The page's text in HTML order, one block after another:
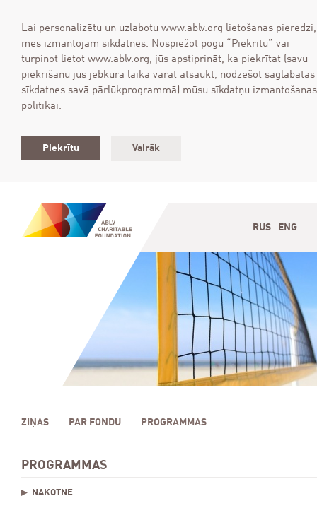
Lai personalizētu un uzlabotu www.ablv.org lietošanas pieredzi,
mēs izmantojam sīkdatnes. Nospiežot pogu “Piekrītu” vai
turpinot lietot www.ablv.org, jūs apstiprināt, ka piekrītat (savu
piekrišanu jūs jebkurā laikā varat atsaukt, nodzēšot saglabātās
sīkdatnes savā pārlūkprogrammā) mūsu sīkdatņu izmantošanas
politikai.
Piekrītu Vairāk
RUS ENG
ZIŅAS PAR FONDU PROGRAMMAS
PROGRAMMAS
NĀKOTNE